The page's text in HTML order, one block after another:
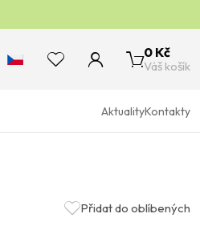
0 Kč
Váš košík
AktualityKontakty
Přidat do oblíbených